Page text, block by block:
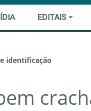
EDITAIS
identificação